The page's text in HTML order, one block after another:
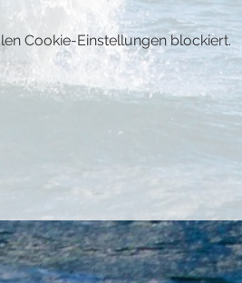
Cookie-Einstellungen blockiert.